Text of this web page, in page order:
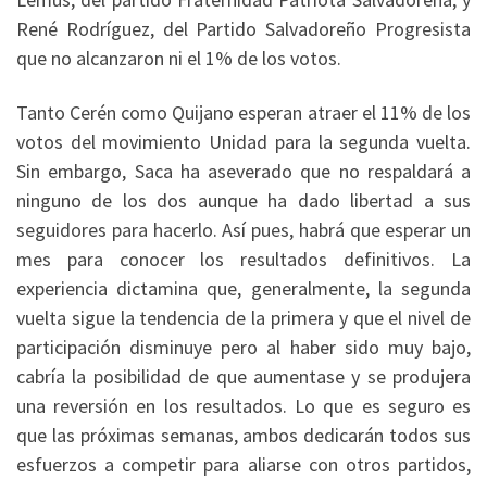
René Rodríguez, del Partido Salvadoreño Progresista
que no alcanzaron ni el 1% de los votos.
Tanto Cerén como Quijano esperan atraer el 11% de los
votos del movimiento Unidad para la segunda vuelta.
Sin embargo, Saca ha aseverado que no respaldará a
ninguno de los dos aunque ha dado libertad a sus
seguidores para hacerlo. Así pues, habrá que esperar un
mes para conocer los resultados definitivos. La
experiencia dictamina que, generalmente, la segunda
vuelta sigue la tendencia de la primera y que el nivel de
participación disminuye pero al haber sido muy bajo,
cabría la posibilidad de que aumentase y se produjera
una reversión en los resultados. Lo que es seguro es
que las próximas semanas, ambos dedicarán todos sus
esfuerzos a competir para aliarse con otros partidos,